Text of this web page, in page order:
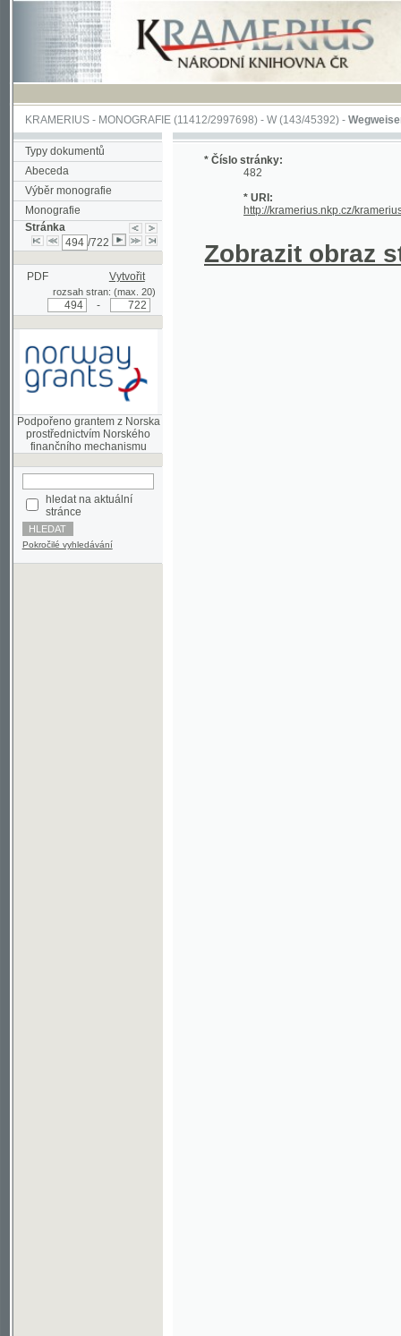
KRAMERIUS-MONOGRAFIE(11412/2997698) -W (143/45392)-Wegweiser durch
Typy dokumentů
Abeceda
Výběr monografie
Monografie
Stránka
/722
PDF Vytvořit
rozsah stran: (max. 20)
Podpořeno grantem z Norska
prostřednictvím Norského
hledat na aktuální
stránce
Pokročilé vyhledávání
* Číslo stránky:
482
* URI:
http://kramerius.nkp.cz/kramerius/